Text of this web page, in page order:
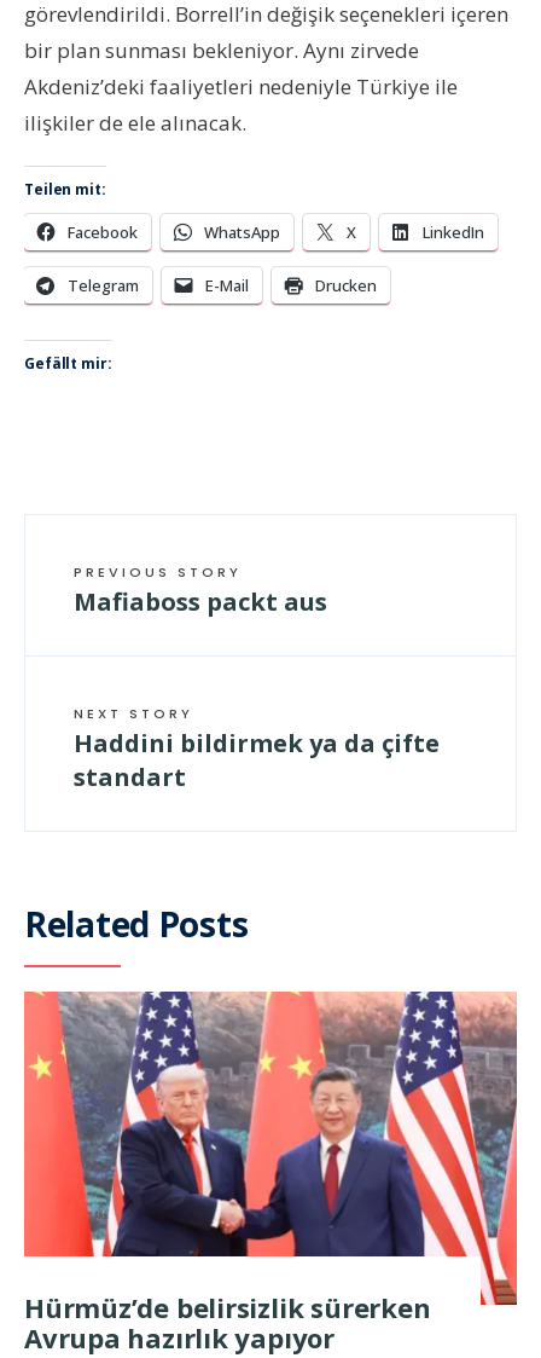
görevlendirildi. Borrell’in değişik seçenekleri içeren
bir plan sunması bekleniyor. Aynı zirvede
Akdeniz’deki faaliyetleri nedeniyle Türkiye ile
ilişkiler de ele alınacak.
Teilen mit:
Facebook WhatsApp X LinkedIn
Telegram E-Mail Drucken
Gefällt mir:
PREVIOUS STORY
Mafiaboss packt aus
NEXT STORY
Haddini bildirmek ya da çifte
standart
Related Posts
Hürmüz’de belirsizlik sürerken
Avrupa hazırlık yapıyor